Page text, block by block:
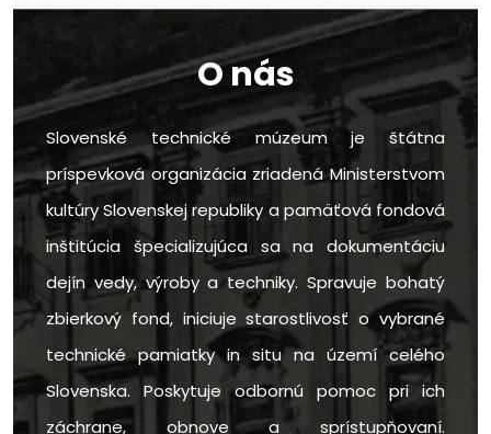
O nás
Slovenské technické múzeum je štátna
príspevková organizácia zriadená Ministerstvom
kultúry Slovenskej republiky a pamäťová fondová
inštitúcia špecializujúca sa na dokumentáciu
dejín vedy, výroby a techniky. Spravuje bohatý
zbierkový fond, iniciuje starostlivosť o vybrané
technické pamiatky in situ na území celého
Slovenska. Poskytuje odbornú pomoc pri ich
záchrane, obnove a sprístupňovaní.